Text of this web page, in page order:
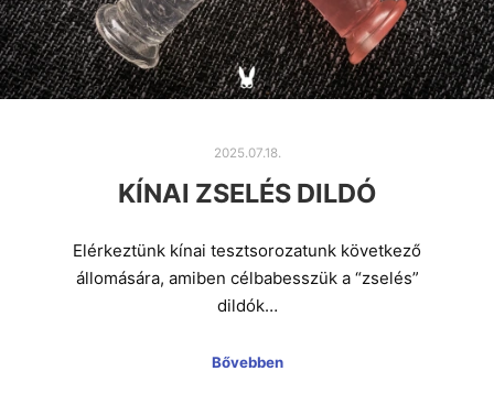
2025.07.18.
KÍNAI ZSELÉS DILDÓ
Elérkeztünk kínai tesztsorozatunk következő
állomására, amiben célbabesszük a “zselés”
dildók…
Bővebben